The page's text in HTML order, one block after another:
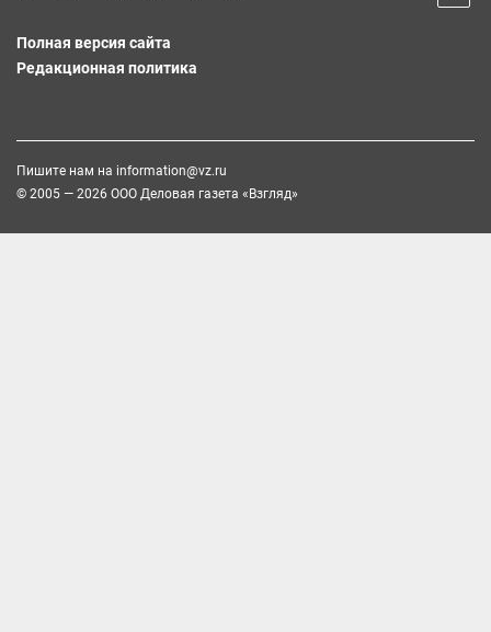
Полная версия сайта
Редакционная политика
Пишите нам на information@vz.ru
© 2005 — 2026 ООО Деловая газета «Взгляд»